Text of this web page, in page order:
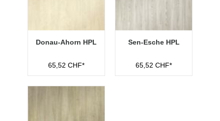
Donau-Ahorn HPL
65,52 CHF*
Sen-Esche HPL
65,52 CHF*